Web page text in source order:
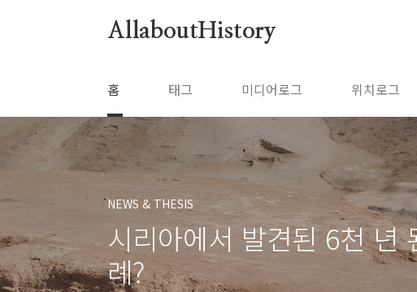
AllaboutHistory
홈 태그 미디어로그 위치로그
NEWS & THESIS
시리아에서 발견된 6천 년
례?